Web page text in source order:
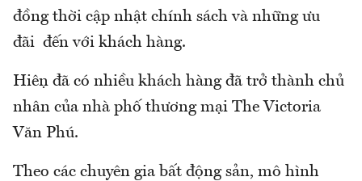
đồng thời cập nhật chính sách và những ưu
đãi đến với khách hàng.
Hiện đã có nhiều khách hàng đã trở thành chủ
nhân của nhà phố thương mại The Victoria
Văn Phú.
Theo các chuyên gia bất động sản, mô hình